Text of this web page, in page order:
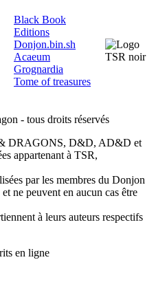
Black Book
Editions
Donjon.bin.sh
Acaeum
Grognardia
Tome of treasures
- tous droits réservés
& DRAGONS, D&D, AD&D et
appartenant à TSR,
par les membres du Donjon
ne peuvent en aucun cas être
à leurs auteurs respectifs
en ligne